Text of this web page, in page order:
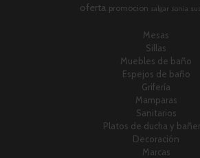
oferta promocion salgar sonia
Mesas
Sillas
Muebles de baño
Espejos de baño
Grifería
Mamparas
Sanitarios
Platos de ducha y
Decoración
Marcas